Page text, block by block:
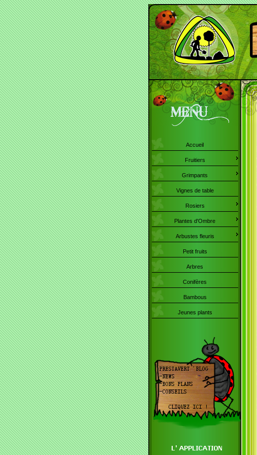
Accueil
Fruitiers
Grimpants
Vignes de table
Rosiers
Plantes d'Ombre
Arbustes fleuris
Petit fruits
Arbres
Conifères
Bambous
Jeunes plants